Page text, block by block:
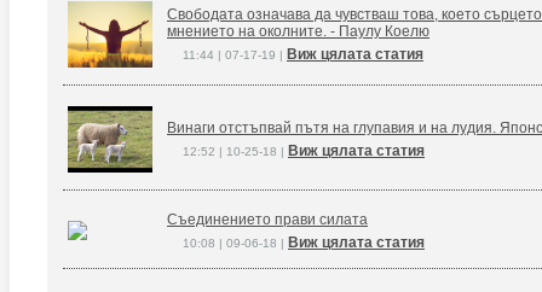
Свободата означава да чувстваш това, което
мнението на околните. - Паулу Коелю
11:44 | 07-17-19 | Виж цялата статия
Винаги отстъпвай пътя на глупавия и на лудия.
12:52 | 10-25-18 | Виж цялата статия
Съединението прави силата
10:08 | 09-06-18 | Виж цялата статия